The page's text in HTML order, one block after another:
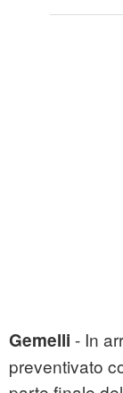
Gemelli - In
preventivato